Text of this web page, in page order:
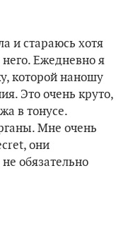
и стараюсь хотя
Ежедневно я
которой наношу
Это очень круто,
в тонусе.
Мне очень
они
обязательно